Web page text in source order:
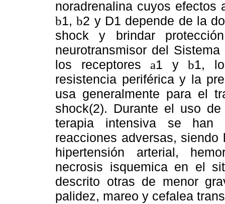
noradrenalina cuyos efectos
b1,b2 y D1 depende de la
shock y brindar
neurotransmisor del
los receptores a1 yb1,
resistencia periférica y la
usa generalmente para el
shock(2). Durante el uso
terapia intensiva se han
reacciones adversas,
hipertensión arterial,
necrosis isquemica en el
descrito otras de menor
palidez, mareo y cefalea